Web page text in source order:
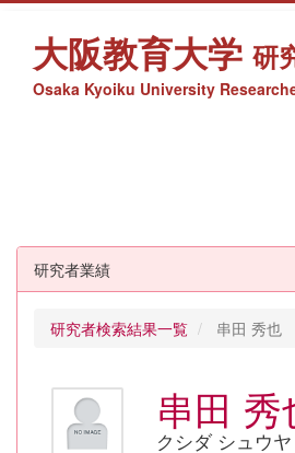
大阪教育大学 研
Osaka Kyoiku University
研究者業績
研究者検索結果一覧 串田 秀也
串田 秀
クシダ シュウ